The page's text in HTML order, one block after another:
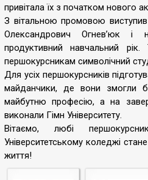
привітала їх з початком нового
З вітальною промовою виступив
Олександрович Огнев’юк і
продуктивний навчальний
першокурсникам символічний
Для усіх першокурсників
майданчики, де вони змогли
майбутню професію, а на
виконали Гімн Університету.
Вітаємо, любі
Університетському коледжі
життя!